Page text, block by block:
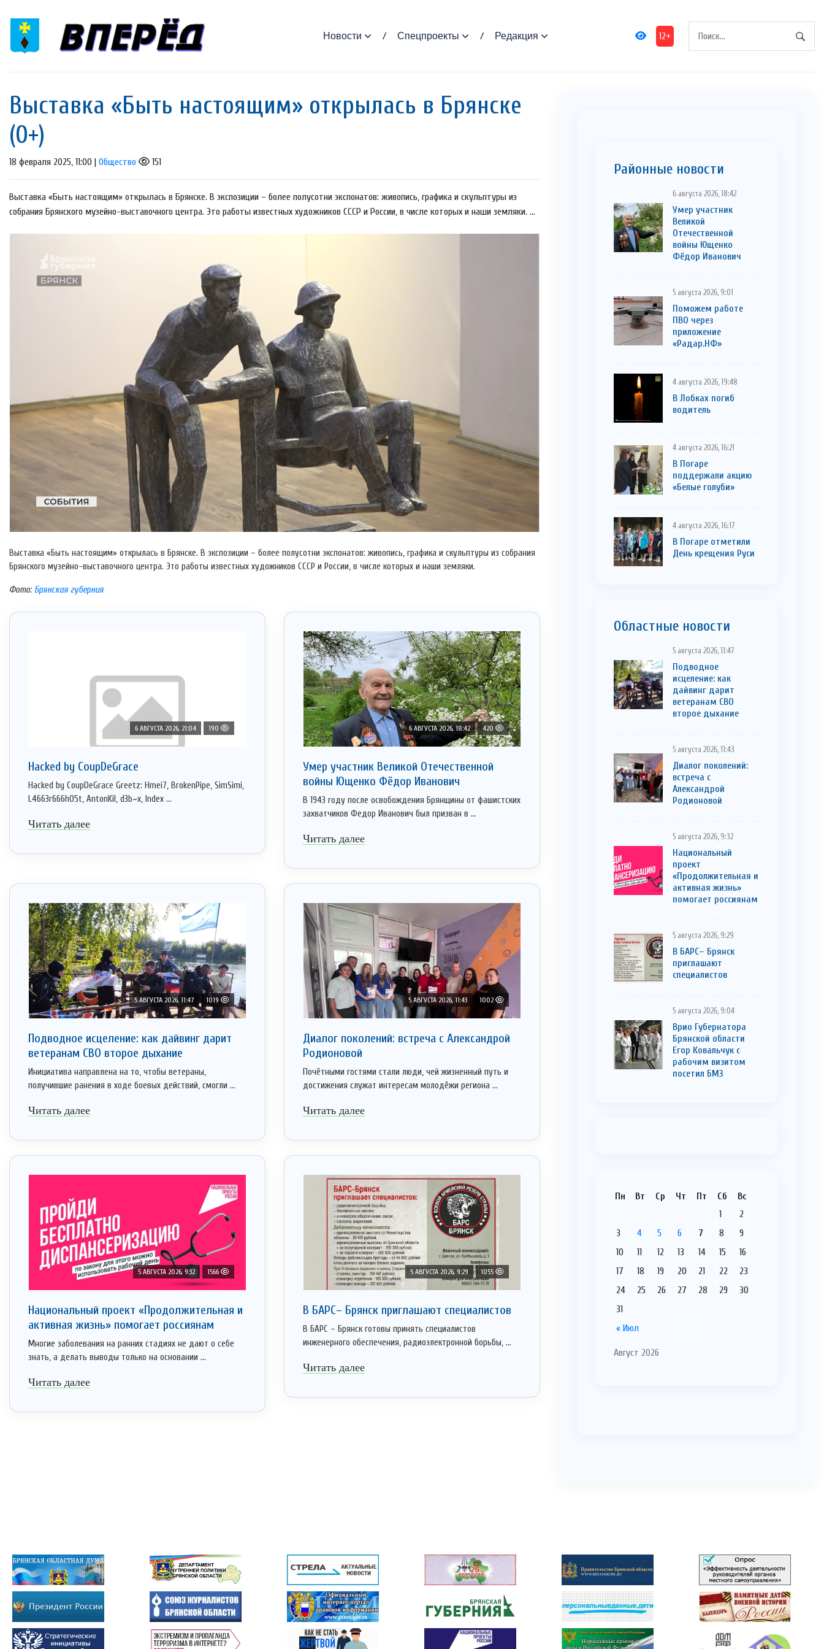
Новости Спецпроекты Редакция 12+
Выставка «Быть настоящим» открылась в Брянске
(0+)
18 февраля 2025, 11:00 | Общество 151
Выставка «Быть настоящим» открылась в Брянске. В экспозиции – более полусотни экспонатов: живопись, графика и скульптуры из
собрания Брянского музейно-выставочного центра. Это работы известных художников СССР и России, в числе которых и наши земляки. ...
Выставка «Быть настоящим» открылась в Брянске. В экспозиции – более полусотни экспонатов: живопись, графика и скульптуры из собрания
Брянского музейно-выставочного центра. Это работы известных художников СССР и России, в числе которых и наши земляки.
Фото: Брянская губерния
6 АВГУСТА 2026, 21:04 190
Hacked by CoupDeGrace
Hacked by CoupDeGrace Greetz: Hmei7, BrokenPipe, SimSimi,
L4663r666h05t, AntonKil, d3b~x, Index ...
Читать далее
6 АВГУСТА 2026, 18:42 420
Умер участник Великой Отечественной
войны Ющенко Фёдор Иванович
В 1943 году после освобождения Брянщины от фашистских
захватчиков Федор Иванович был призван в ...
Читать далее
5 АВГУСТА 2026, 11:47 1019
Подводное исцеление: как дайвинг дарит
ветеранам СВО второе дыхание
Инициатива направлена на то, чтобы ветераны,
получившие ранения в ходе боевых действий, смогли ...
Читать далее
5 АВГУСТА 2026, 11:43 1002
Диалог поколений: встреча с Александрой
Родионовой
Почётными гостями стали люди, чей жизненный путь и
достижения служат интересам молодёжи региона ...
Читать далее
5 АВГУСТА 2026, 9:32 1566
Национальный проект «Продолжительная и
активная жизнь» помогает россиянам
Многие заболевания на ранних стадиях не дают о себе
знать, а делать выводы только на основании ...
Читать далее
5 АВГУСТА 2026, 9:29 1055
В БАРС– Брянcк приглaшают cпециaлистoв
В БАРС – Брянск готовы принять специалистов
инженерного обеспечения, радиоэлектронной борьбы, ...
Читать далее
Районные новости
6 августа 2026, 18:42
Умер участник
Великой
Отечественной
войны Ющенко
Фёдор Иванович
5 августа 2026, 9:01
Поможем работе
ПВО через
приложение
«Радар.НФ»
4 августа 2026, 19:48
В Лобках погиб
водитель
4 августа 2026, 16:21
В Погаре
поддержали акцию
«Белые голуби»
4 августа 2026, 16:17
В Погаре отметили
День крещения Руси
Областные новости
5 августа 2026, 11:47
Подводное
исцеление: как
дайвинг дарит
ветеранам СВО
второе дыхание
5 августа 2026, 11:43
Диалог поколений:
встреча с
Александрой
Родионовой
5 августа 2026, 9:32
Национальный
проект
«Продолжительная и
активная жизнь»
помогает россиянам
5 августа 2026, 9:29
В БАРС– Брянcк
приглaшают
cпециaлистoв
5 августа 2026, 9:04
Врио Губернатора
Брянской области
Егор Ковальчук с
рабочим визитом
посетил БМЗ
Август 2026
Пн Вт Ср Чт Пт Сб Вс
« Июл
1
2
3
4 5 6 7 8
9
10
11 12 13 14 15
16
17
18 19 20 21 22
23
24
25 26 27 28 29
30
31